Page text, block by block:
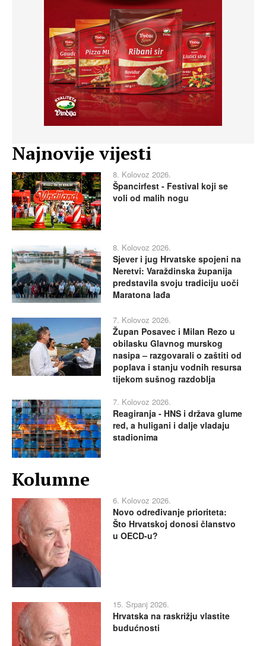
Najnovije vijesti
8. Kolovoz 2026.
Špancirfest - Festival koji se
voli od malih nogu
8. Kolovoz 2026.
Sjever i jug Hrvatske spojeni na
Neretvi: Varaždinska županija
predstavila svoju tradiciju uoči
Maratona lađa
7. Kolovoz 2026.
Župan Posavec i Milan Rezo u
obilasku Glavnog murskog
nasipa – razgovarali o zaštiti od
poplava i stanju vodnih resursa
tijekom sušnog razdoblja
7. Kolovoz 2026.
Reagiranja - HNS i država glume
red, a huligani i dalje vladaju
stadionima
Kolumne
6. Kolovoz 2026.
Novo određivanje prioriteta:
Što Hrvatskoj donosi članstvo
u OECD-u?
15. Srpanj 2026.
Hrvatska na raskrižju vlastite
budućnosti